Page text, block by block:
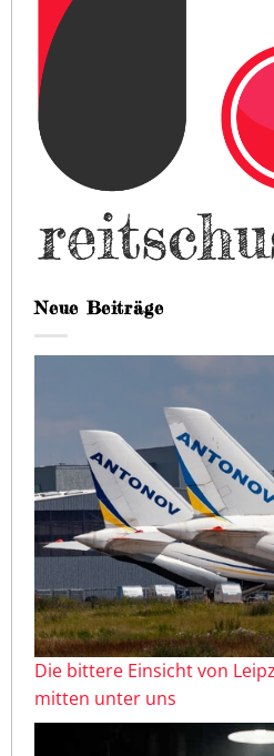
Neue Beiträge
Die bittere Einsicht von
mitten unter uns